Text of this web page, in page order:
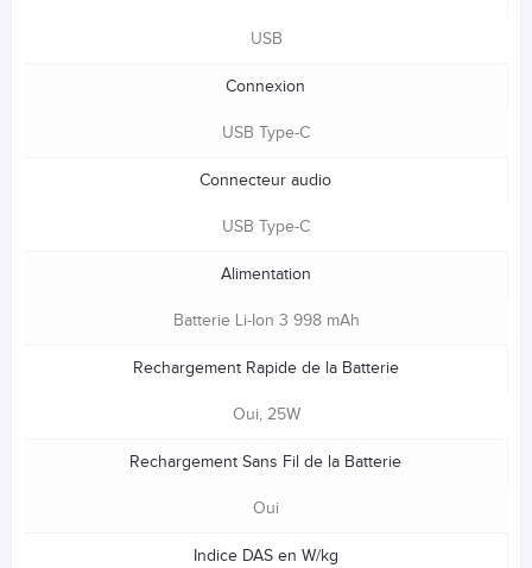
USB
Connexion
USB Type-C
Connecteur audio
USB Type-C
Alimentation
Batterie Li-Ion 3 998 mAh
Rechargement Rapide de la Batterie
Oui, 25W
Rechargement Sans Fil de la Batterie
Oui
Indice DAS en W/kg